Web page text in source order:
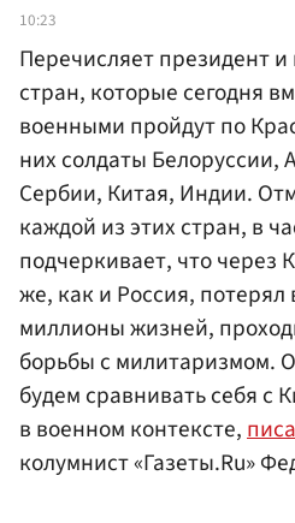
10:23
Перечисляет президент
стран, которые сегодня
военными пройдут по
них солдаты Белоруссии,
Сербии, Китая, Индии.
каждой из этих стран, в
подчеркивает, что через
же, как и Россия, потерял
миллионы жизней,
борьбы с милитаризмом.
будем сравнивать себя с
в военном контексте,
колумнист «Газеты.Ru»